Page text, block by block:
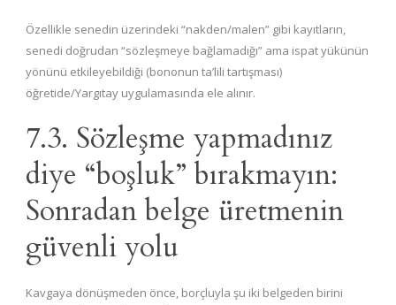
Özellikle senedin üzerindeki “nakden/malen” gibi kayıtların,
senedi doğrudan “sözleşmeye bağlamadığı” ama ispat yükünün
yönünü etkileyebildiği (bononun ta’lili tartışması)
öğretide/Yargıtay uygulamasında ele alınır.
7.3. Sözleşme yapmadınız
diye “boşluk” bırakmayın:
Sonradan belge üretmenin
güvenli yolu
Kavgaya dönüşmeden önce, borçluyla şu iki belgeden birini